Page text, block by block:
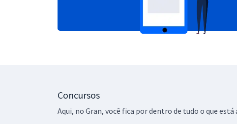
Concursos
Aqui, no Gran, você fica por dentro de tudo o que